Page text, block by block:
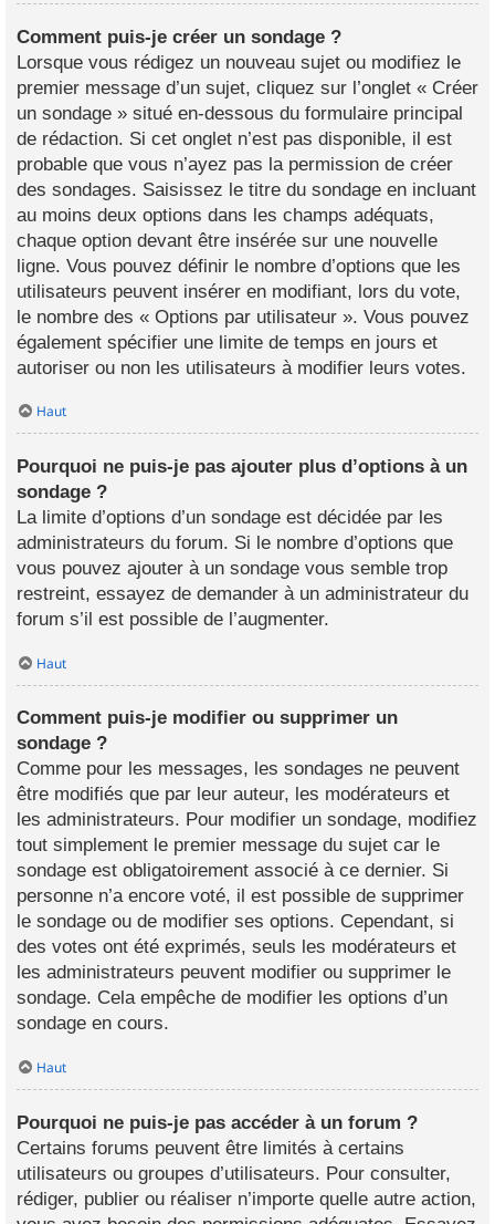
Comment puis-je créer un sondage ?
Lorsque vous rédigez un nouveau sujet ou modifiez le
premier message d’un sujet, cliquez sur l’onglet « Créer
un sondage » situé en-dessous du formulaire principal
de rédaction. Si cet onglet n’est pas disponible, il est
probable que vous n’ayez pas la permission de créer
des sondages. Saisissez le titre du sondage en incluant
au moins deux options dans les champs adéquats,
chaque option devant être insérée sur une nouvelle
ligne. Vous pouvez définir le nombre d’options que les
utilisateurs peuvent insérer en modifiant, lors du vote,
le nombre des « Options par utilisateur ». Vous pouvez
également spécifier une limite de temps en jours et
autoriser ou non les utilisateurs à modifier leurs votes.
Haut
Pourquoi ne puis-je pas ajouter plus d’options à un
sondage ?
La limite d’options d’un sondage est décidée par les
administrateurs du forum. Si le nombre d’options que
vous pouvez ajouter à un sondage vous semble trop
restreint, essayez de demander à un administrateur du
forum s’il est possible de l’augmenter.
Haut
Comment puis-je modifier ou supprimer un
sondage ?
Comme pour les messages, les sondages ne peuvent
être modifiés que par leur auteur, les modérateurs et
les administrateurs. Pour modifier un sondage, modifiez
tout simplement le premier message du sujet car le
sondage est obligatoirement associé à ce dernier. Si
personne n’a encore voté, il est possible de supprimer
le sondage ou de modifier ses options. Cependant, si
des votes ont été exprimés, seuls les modérateurs et
les administrateurs peuvent modifier ou supprimer le
sondage. Cela empêche de modifier les options d’un
sondage en cours.
Haut
Pourquoi ne puis-je pas accéder à un forum ?
Certains forums peuvent être limités à certains
utilisateurs ou groupes d’utilisateurs. Pour consulter,
rédiger, publier ou réaliser n’importe quelle autre action,